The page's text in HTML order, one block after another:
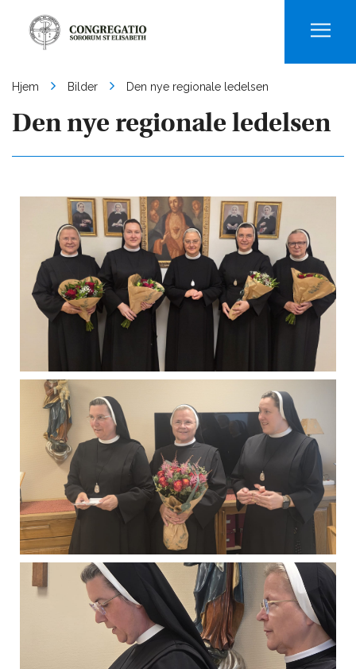
Hjem Bilder Den nye regionale ledelsen
Den nye regionale ledelsen